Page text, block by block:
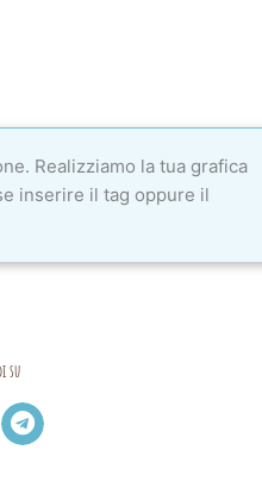
Realizziamo la tua grafica
inserire il tag oppure il
su